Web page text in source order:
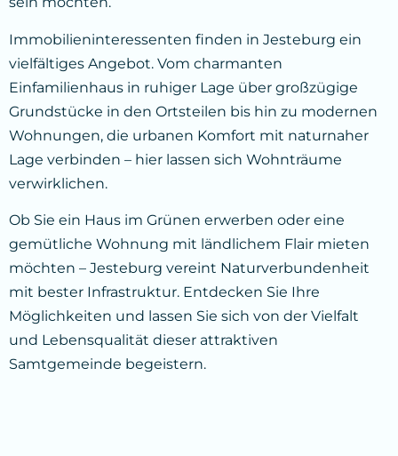
Immobilieninteressenten finden in Jesteburg ein
vielfältiges Angebot. Vom charmanten
Einfamilienhaus in ruhiger Lage über großzügige
Grundstücke in den Ortsteilen bis hin zu modernen
Wohnungen, die urbanen Komfort mit naturnaher
Lage verbinden – hier lassen sich Wohnträume
verwirklichen.
Ob Sie ein Haus im Grünen erwerben oder eine
gemütliche Wohnung mit ländlichem Flair mieten
möchten – Jesteburg vereint Naturverbundenheit
mit bester Infrastruktur. Entdecken Sie Ihre
Möglichkeiten und lassen Sie sich von der Vielfalt
und Lebensqualität dieser attraktiven
Samtgemeinde begeistern.